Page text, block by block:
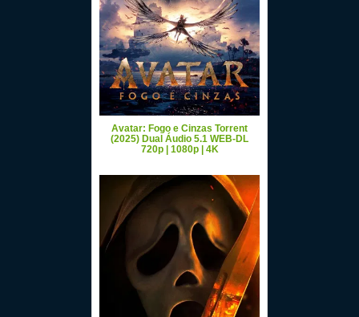
Avatar: Fogo e Cinzas Torrent
(2025) Dual Áudio 5.1 WEB-DL
720p | 1080p | 4K